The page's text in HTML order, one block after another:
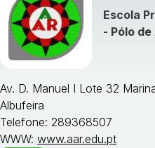
Escola
- Pólo
Av. D. Manuel I Lote 32
Albufeira
Telefone: 289368507
WWW: www.aar.edu.pt